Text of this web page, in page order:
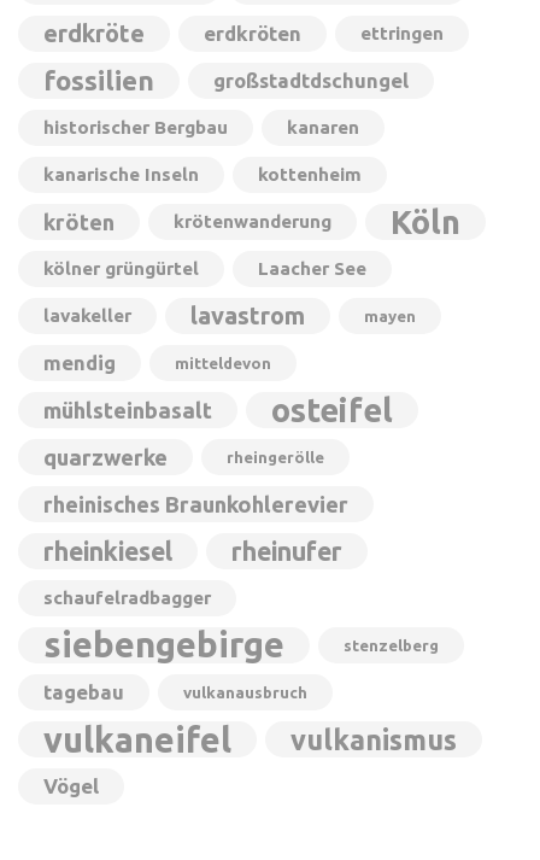
erdkröte erdkröten ettringen
fossilien großstadtdschungel
historischer Bergbau kanaren
kanarische Inseln kottenheim
kröten krötenwanderung Köln
kölner grüngürtel Laacher See
lavakeller lavastrom mayen
mendig mitteldevon
mühlsteinbasalt osteifel
quarzwerke rheingerölle
rheinisches Braunkohlerevier
rheinkiesel rheinufer
schaufelradbagger
siebengebirge stenzelberg
tagebau vulkanausbruch
vulkaneifel vulkanismus
Vögel